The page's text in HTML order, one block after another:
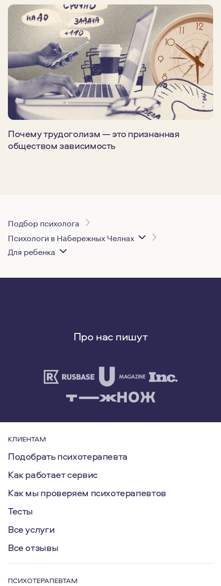
Почему трудоголизм — это признанная
обществом зависимость
Подбор психолога
Психологи в Набережных Челнах
Для ребенка
Про нас пишут
КЛИЕНТАМ
Подобрать психотерапевта
Как работает сервис
Как мы проверяем психотерапевтов
Тесты
Все услуги
Все отзывы
ПСИХОТЕРАПЕВТАМ